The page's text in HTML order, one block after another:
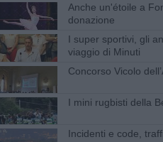
Anche un'étoile a
donazione
I super sportivi, gli
viaggio di Minuti
​Concorso Vicolo
I mini rugbisti della
Incidenti e code,